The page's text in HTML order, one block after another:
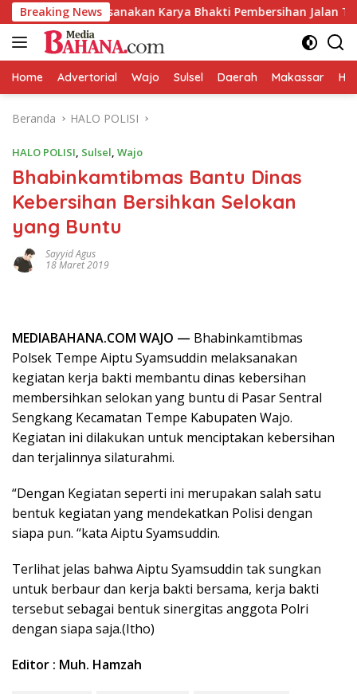
Langsung
ke
konten
Breaking News
Laksanakan Karya Bhakti Pembersihan Jalan Tani dan
Home Advertorial Wajo Sulsel Daerah Makassar
Beranda HALO POLISI
HALO POLISI, Sulsel, Wajo
Bhabinkamtibmas Bantu Dinas
Kebersihan Bersihkan Selokan
yang Buntu
Sayyid Agus
18 Maret 2019
MEDIABAHANA.COM WAJO — Bhabinkamtibmas
Polsek Tempe Aiptu Syamsuddin melaksanakan
kegiatan kerja bakti membantu dinas kebersihan
membersihkan selokan yang buntu di Pasar Sentral
Sengkang Kecamatan Tempe Kabupaten Wajo.
Kegiatan ini dilakukan untuk menciptakan kebersihan
dan terjalinnya silaturahmi.
“Dengan Kegiatan seperti ini merupakan salah satu
bentuk kegiatan yang mendekatkan Polisi dengan
siapa pun. “kata Aiptu Syamsuddin.
Terlihat jelas bahwa Aiptu Syamsuddin tak sungkan
untuk berbaur dan kerja bakti bersama, kerja bakti
tersebut sebagai bentuk sinergitas anggota Polri
dengan siapa saja.(Itho)
Editor : Muh. Hamzah